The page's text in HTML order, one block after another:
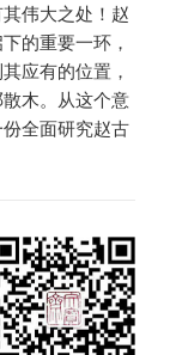
伟大之处！赵
的重要一环，
应有的位置，
木。从这个意
全面研究赵古